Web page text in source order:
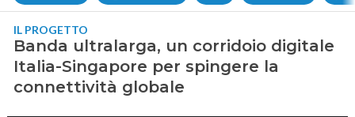
IL PROGETTO
Banda ultralarga, un corridoio digitale
Italia-Singapore per spingere la
connettività globale